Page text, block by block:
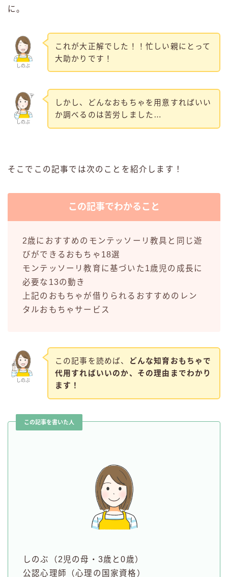
に。
しのぶ
これが大正解でした！！忙しい親にとって
大助かりです！
しのぶ
しかし、どんなおもちゃを用意すればいい
か調べるのは苦労しました…
そこでこの記事では次のことを紹介します！
この記事でわかること
2歳におすすめのモンテッソーリ教具と同じ遊
びができるおもちゃ18選
モンテッソーリ教育に基づいた1歳児の成長に
必要な13の動き
上記のおもちゃが借りられるおすすめのレン
タルおもちゃサービス
しのぶ
この記事を読めば、
どんな知育おもちゃで
代用すればいいのか、その理由までわかり
ます！
この記事を書いた人
しのぶ（2児の母・3歳と0歳）
公認心理師（心理の国家資格）